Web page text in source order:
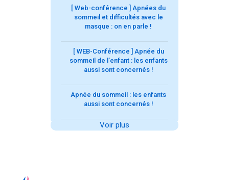
[ Web-conférence ] Apnées du
sommeil et difficultés avec le
masque : on en parle !
[ WEB-Conférence ] Apnée du
sommeil de l’enfant : les enfants
aussi sont concernés !
Apnée du sommeil : les enfants
aussi sont concernés !
Voir plus